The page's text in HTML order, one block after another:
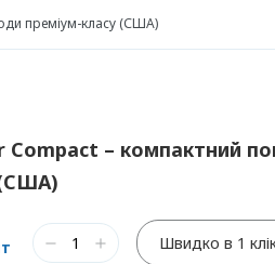
преміум-класу (США)
Compact – компактний
Швидко в 1